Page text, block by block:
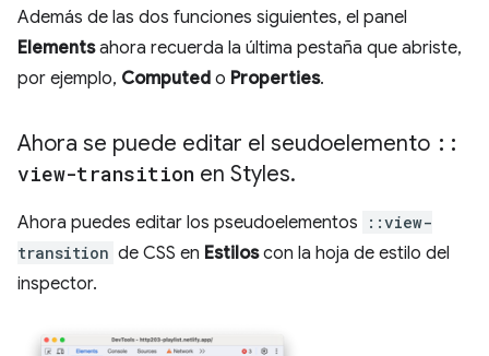
Además de las dos funciones siguientes, el panel
Elementsahora recuerda la última pestaña que abriste,
por ejemplo, Computed o Properties.
Ahora se puede editar el seudoelemento ::
view-transition en Styles.
Ahora puedes editar los pseudoelementos
::view-
transition de CSS en Estiloscon la hoja de estilo del
inspector.